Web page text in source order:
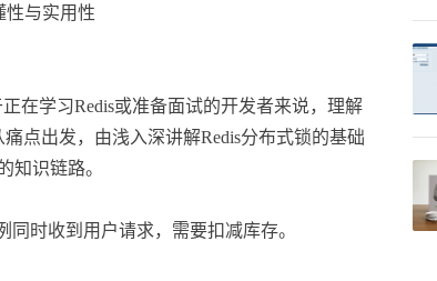
性与实用性
在学习Redis或准备面试的开发者来说，理解
痛点出发，由浅入深讲解Redis分布式锁的基础
知识链路。
时收到用户请求，需要扣减库存。